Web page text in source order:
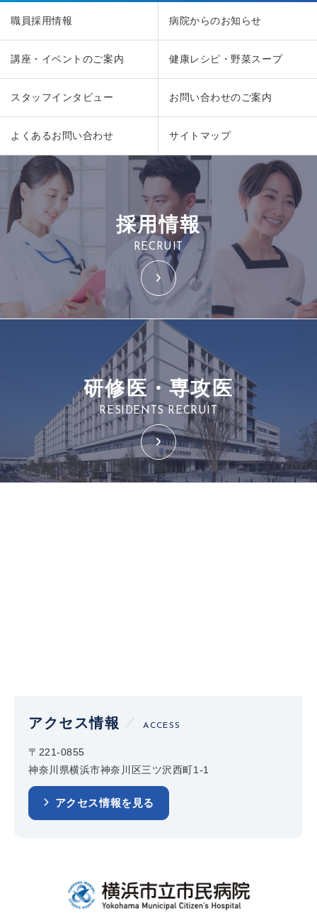
職員採用情報 病院からのお知らせ
講座・イベントのご案内 健康レシピ・野菜スープ
スタッフインタビュー お問い合わせのご案内
よくあるお問い合わせ サイトマップ
採用情報
RECRUIT
研修医・専攻医
RESIDENTS RECRUIT
アクセス情報 ACCESS
〒221-0855
神奈川県横浜市神奈川区三ツ沢西町1-1
アクセス情報を見る